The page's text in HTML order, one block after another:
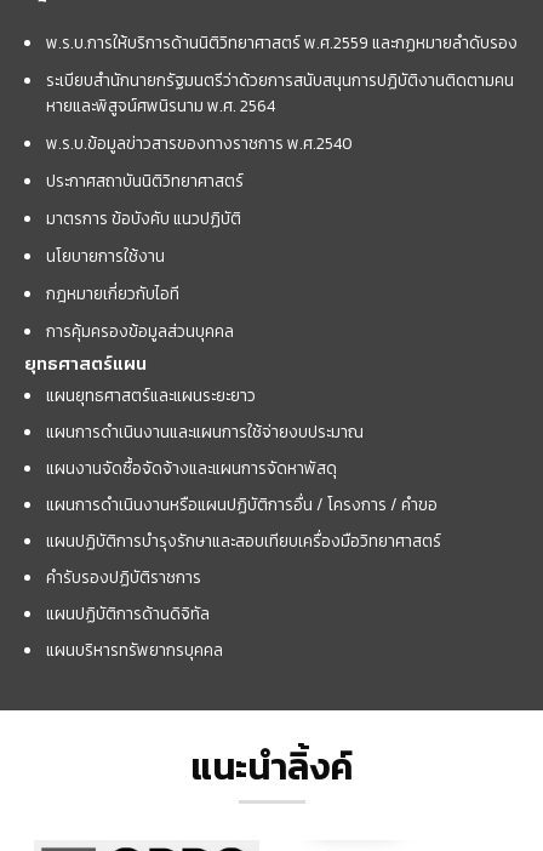
พ.ร.บ.การให้บริการด้านนิติวิทยาศาสตร์ พ.ศ.2559 และกฏหมายลำดับรอง
ระเบียบสำนักนายกรัฐมนตรีว่าด้วยการสนับสนุนการปฏิบัติงานติดตามคน
หายและพิสูจน์ศพนิรนาม พ.ศ. 2564
พ.ร.บ.ข้อมูลข่าวสารของทางราชการ พ.ศ.2540
ประกาศสถาบันนิติวิทยาศาสตร์
มาตรการ ข้อบังคับ แนวปฏิบัติ
นโยบายการใช้งาน
กฎหมายเกี่ยวกับไอที
การคุ้มครองข้อมูลส่วนบุคคล
ยุทธศาสตร์แผน
แผนยุทธศาสตร์และแผนระยะยาว
แผนการดำเนินงานและแผนการใช้จ่ายงบประมาณ
แผนงานจัดซื้อจัดจ้างและแผนการจัดหาพัสดุ
แผนการดำเนินงานหรือแผนปฏิบัติการอื่น / โครงการ / คำขอ
แผนปฏิบัติการบำรุงรักษาและสอบเทียบเครื่องมือวิทยาศาสตร์
คำรับรองปฏิบัติราชการ
แผนปฏิบัติการด้านดิจิทัล
แผนบริหารทรัพยากรบุคคล
แนะนำลิ้งค์